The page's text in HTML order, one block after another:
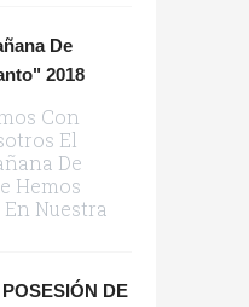
De
2018
Con
El
De
Hemos
Nuestra
DE